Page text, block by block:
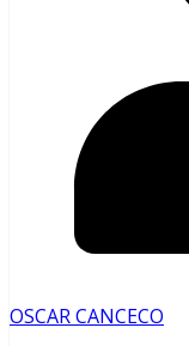
OSCAR CANCECO